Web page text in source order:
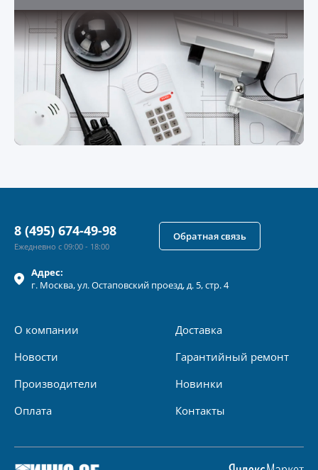
Адрес:
г. Москва, ул.Остаповский проезд, д. 5, стр. 4
О компании
Новости
Производители
Оплата
Доставка
Гарантийный ремонт
Новинки
Контакты
8 (495) 674-49-98
Ежедневно с 09:00 - 18:00
Обратная связь